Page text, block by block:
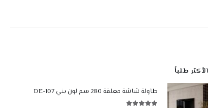
الأكثر طلباً
طاولة شاشة معلقة 280 سم لون بني DE-107